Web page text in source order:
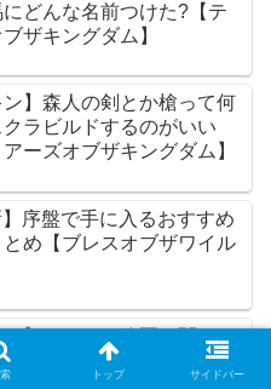
どんな名前つけた?【テ
ザキングダム】
ン】森人の剣とか槍って何
ラビルドするのがいい
ーズオブザキングダム】
】序盤で手に入るおすすめ
め【ブレスオブザワイル
ン】ミファー公園に関して
ンクが雷獣山のライネルを
トップ サイドバー